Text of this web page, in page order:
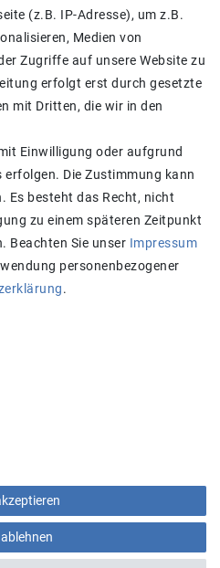
(z.B. IP-Adresse), um z.B.
Medien von
Zugriffe auf unsere Website zu
erfolgt erst durch gesetzte
mit Dritten, die wir in den
Einwilligung oder aufgrund
Die Zustimmung kann
Es besteht das Recht, nicht
zu einem späteren Zeitpunkt
Beachten Sie unser Impressum
personenbezogener
.